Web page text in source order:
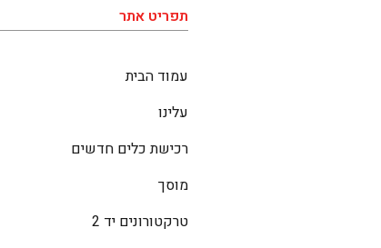
תפריט אתר
עמוד הבית
עלינו
רכישת כלים חדשים
מוסך
טרקטורונים יד 2